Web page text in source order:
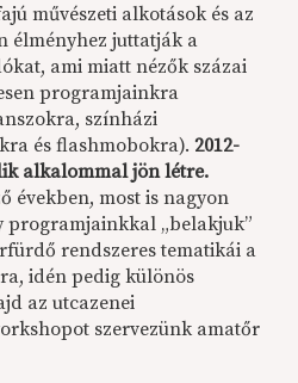
művészeti alkotások és az
élményhez juttatják a
ami miatt nézők százai
programjainkra
színházi
és flashmobokra).2012-
alkalommal jön létre.
években, most is nagyon
„belakjuk”
rendszeres tematikái a
idén pedig különös
az utcazenei
szervezünk amatőr